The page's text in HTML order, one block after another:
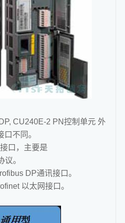
CU240E-2 PN控制单元 外
不同。
口，主要是
。
DP通讯接口。
以太网接口。